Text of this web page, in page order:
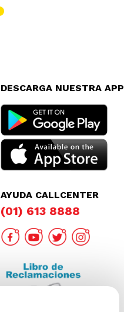
DESCARGA NUESTRA APP
AYUDA CALLCENTER
(01) 613 8888